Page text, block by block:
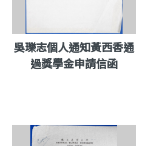
吳瓅志個人通知黃西香通
過獎學金申請信函